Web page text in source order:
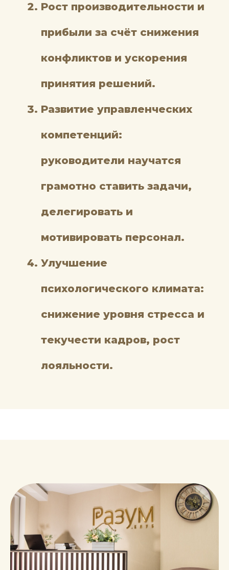
Рост производительности и
прибыли за счёт снижения
конфликтов и ускорения
принятия решений.
Развитие управленческих
компетенций:
руководители научатся
грамотно ставить задачи,
делегировать и
мотивировать персонал.
Улучшение
психологического климата:
снижение уровня стресса и
текучести кадров, рост
лояльности.